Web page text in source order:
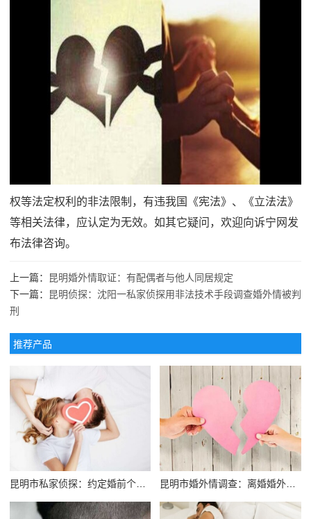
权等法定权利的非法限制，有违我国《宪法》、《立法法》
等相关法律，应认定为无效。如其它疑问，欢迎向诉宁网发
布法律咨询。
上一篇：
昆明婚外情取证：有配偶者与他人同居规定
下一篇：
昆明侦探：沈阳一私家侦探用非法技术手段调查婚外情被判
刑
推荐产品